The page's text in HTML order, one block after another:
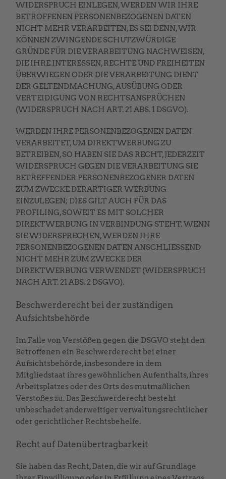
WIDERSPRUCH EINLEGEN, WERDEN WIR IHRE
BETROFFENEN PERSONENBEZOGENEN DATEN
NICHT MEHR VERARBEITEN, ES SEI DENN, WIR
KÖNNEN ZWINGENDE SCHUTZWÜRDIGE
GRÜNDE FÜR DIE VERARBEITUNG NACHWEISEN,
DIE IHRE INTERESSEN, RECHTE UND FREIHEITEN
ÜBERWIEGEN ODER DIE VERARBEITUNG DIENT
DER GELTENDMACHUNG, AUSÜBUNG ODER
VERTEIDIGUNG VON RECHTSANSPRÜCHEN
(WIDERSPRUCH NACH ART. 21 ABS. 1 DSGVO).
WERDEN IHRE PERSONENBEZOGENEN DATEN
VERARBEITET, UM DIREKTWERBUNG ZU
BETREIBEN, SO HABEN SIE DAS RECHT, JEDERZEIT
WIDERSPRUCH GEGEN DIE VERARBEITUNG SIE
BETREFFENDER PERSONENBEZOGENER DATEN
ZUM ZWECKE DERARTIGER WERBUNG
EINZULEGEN; DIES GILT AUCH FÜR DAS
PROFILING, SOWEIT ES MIT SOLCHER
DIREKTWERBUNG IN VERBINDUNG STEHT. WENN
SIE WIDERSPRECHEN, WERDEN IHRE
PERSONENBEZOGENEN DATEN ANSCHLIESSEND
NICHT MEHR ZUM ZWECKE DER
DIREKTWERBUNG VERWENDET (WIDERSPRUCH
NACH ART. 21 ABS. 2 DSGVO).
Beschwerde­recht bei der zuständigen
Aufsichts­behörde
Im Falle von Verstößen gegen die DSGVO steht den
Betroffenen ein Beschwerderecht bei einer
Aufsichtsbehörde, insbesondere in dem
Mitgliedstaat ihres gewöhnlichen Aufenthalts, ihres
Arbeitsplatzes oder des Orts des mutmaßlichen
Verstoßes zu. Das Beschwerderecht besteht
unbeschadet anderweitiger verwaltungsrechtlicher
oder gerichtlicher Rechtsbehelfe.
Recht auf Daten­übertrag­barkeit
Sie haben das Recht, Daten, die wir auf Grundlage